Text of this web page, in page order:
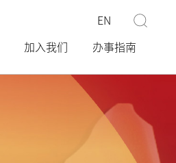
EN
加入我们 办事指南